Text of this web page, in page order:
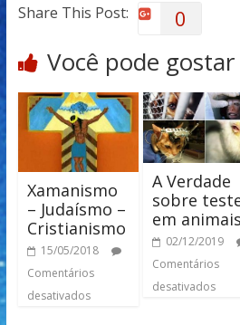
Share This Post: 0
Você pode
Xamanismo
– Judaísmo –
Cristianismo
15/05/2018
Comentários
desativados
A Verdade
sobre
em animais
02/12/2019
Comentários
desativados